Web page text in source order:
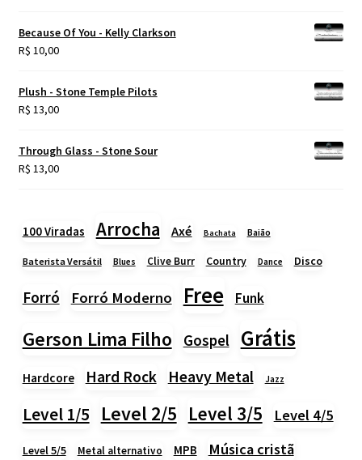
Because Of You - Kelly Clarkson
R$ 10,00
Plush - Stone Temple Pilots
R$ 13,00
Through Glass - Stone Sour
R$ 13,00
100 Viradas Arrocha Axé Bachata Baião
Baterista Versátil Blues Clive Burr Country Dance Disco
Forró Forró Moderno Free Funk
Gerson Lima Filho Gospel Grátis
Hardcore Hard Rock Heavy Metal Jazz
Level 1/5 Level 2/5 Level 3/5 Level 4/5
Level 5/5 Metal alternativo MPB Música cristã